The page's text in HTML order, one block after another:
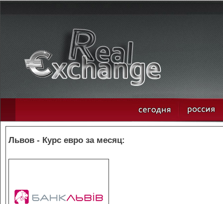
Львов - Курс евро за месяц: